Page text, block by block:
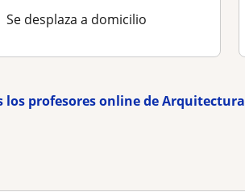
Se desplaza a domicilio
los profesores online de Arquitectura